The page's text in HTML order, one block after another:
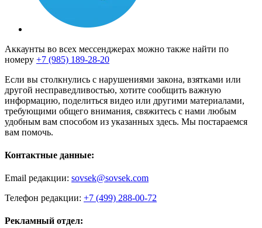
Аккаунты во всех мессенджерах можно также найти по
номеру +7 (985) 189-28-20
Если вы столкнулись с нарушениями закона, взятками или
другой несправедливостью, хотите сообщить важную
информацию, поделиться видео или другими материалами,
требующими общего внимания, свяжитесь с нами любым
удобным вам способом из указанных здесь. Мы постараемся
вам помочь.
Контактные данные:
Email редакции: sovsek@sovsek.com
Телефон редакции: +7 (499) 288-00-72
Рекламный отдел: